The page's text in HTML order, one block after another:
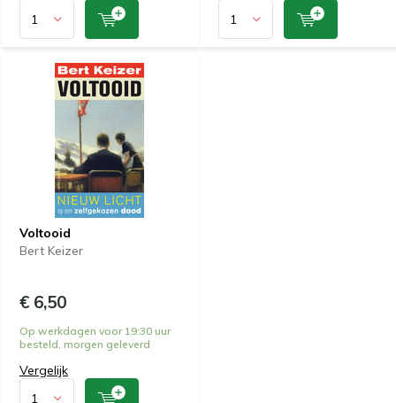
Voltooid
Bert Keizer
€ 6,50
Op werkdagen voor 19:30 uur
besteld, morgen geleverd
Vergelijk